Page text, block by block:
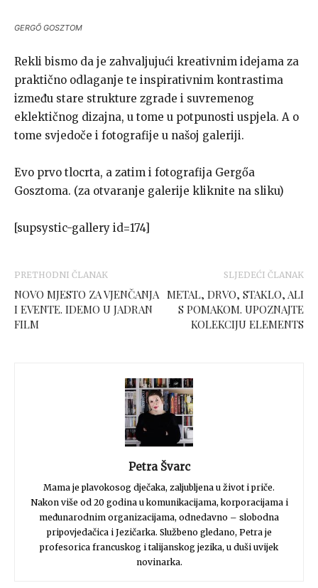
GERGŐ GOSZTOM
Rekli bismo da je zahvaljujući kreativnim idejama za
praktično odlaganje te inspirativnim kontrastima
između stare strukture zgrade i suvremenog
eklektičnog dizajna, u tome u potpunosti uspjela. A o
tome svjedoče i fotografije u našoj galeriji.
Evo prvo tlocrta, a zatim i fotografija Gergőa
Gosztoma. (za otvaranje galerije kliknite na sliku)
[supsystic-gallery id=174]
PRETHODNI ČLANAK
NOVO MJESTO ZA VJENČANJA
I EVENTE. IDEMO U JADRAN
FILM
SLJEDEĆI ČLANAK
METAL, DRVO, STAKLO, ALI
S POMAKOM. UPOZNAJTE
KOLEKCIJU ELEMENTS
Petra Švarc
Mama je plavokosog dječaka, zaljubljena u život i priče.
Nakon više od 20 godina u komunikacijama, korporacijama i
međunarodnim organizacijama, odnedavno – slobodna
pripovjedačica i Jezičarka. Službeno gledano, Petra je
profesorica francuskog i talijanskog jezika, u duši uvijek
novinarka.